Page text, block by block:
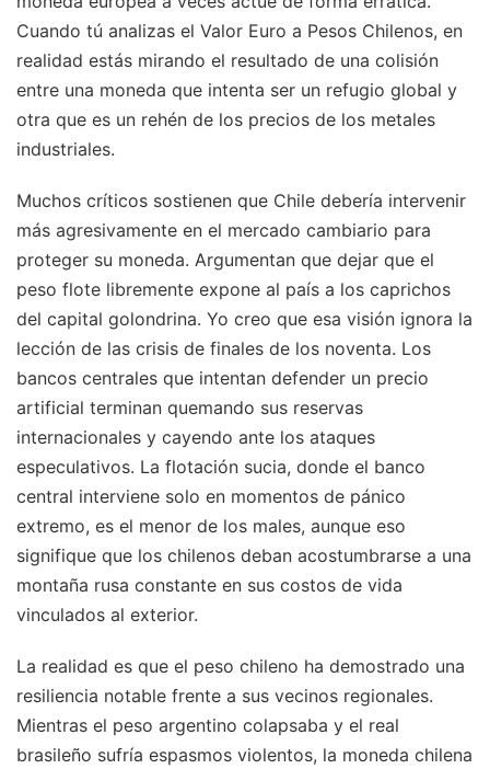
Cuando tú analizas el Valor Euro a Pesos Chilenos, en
realidad estás mirando el resultado de una colisión
entre una moneda que intenta ser un refugio global y
otra que es un rehén de los precios de los metales
industriales.
Muchos críticos sostienen que Chile debería intervenir
más agresivamente en el mercado cambiario para
proteger su moneda. Argumentan que dejar que el
peso flote libremente expone al país a los caprichos
del capital golondrina. Yo creo que esa visión ignora la
lección de las crisis de finales de los noventa. Los
bancos centrales que intentan defender un precio
artificial terminan quemando sus reservas
internacionales y cayendo ante los ataques
especulativos. La flotación sucia, donde el banco
central interviene solo en momentos de pánico
extremo, es el menor de los males, aunque eso
signifique que los chilenos deban acostumbrarse a una
montaña rusa constante en sus costos de vida
vinculados al exterior.
La realidad es que el peso chileno ha demostrado una
resiliencia notable frente a sus vecinos regionales.
Mientras el peso argentino colapsaba y el real
brasileño sufría espasmos violentos, la moneda chilena